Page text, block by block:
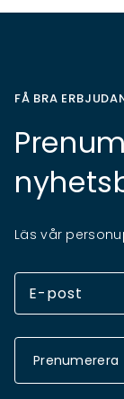
FÅ BRA
Läs vår
Prenumerera